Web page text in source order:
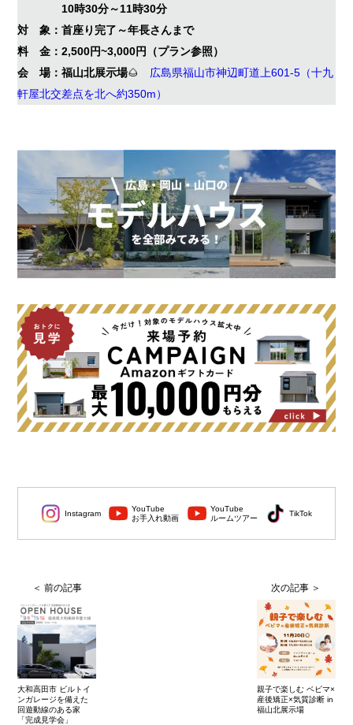
10時30分～11時30分
対 象：首座り完了～年長さんまで
料 金：2,500円~3,000円（プラン参照）
会 場：福山北展示場🌰 広島県福山市神辺町道上601-5（十九
軒屋北交差点を北へ約350m）
Instagram
YouTube
お手入れ動画
YouTube
ルームツアー
TikTok
大和高田市 ビルトイ
ンガレージを備えた
回遊動線のある家
「完成見学会」
親子で楽しむ ベビマ×
産後矯正×気質診断 in
福山北展示場